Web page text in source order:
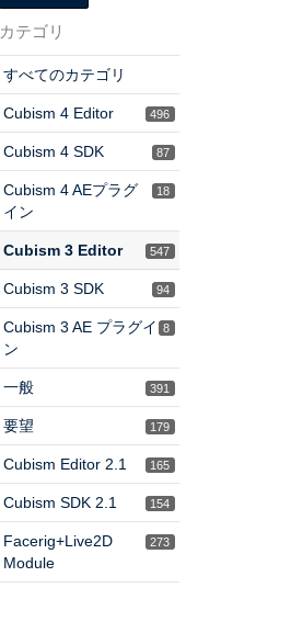
カテゴリ
すべてのカテゴリ
496
Cubism 4 Editor
87
Cubism 4 SDK
18
Cubism 4 AEプラグ
イン
547
Cubism 3 Editor
94
Cubism 3 SDK
8
Cubism 3 AE プラグイ
ン
391
一般
179
要望
165
Cubism Editor 2.1
154
Cubism SDK 2.1
273
Facerig+Live2D
Module